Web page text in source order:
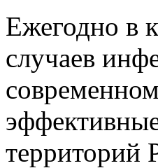
Ежегодно в
случаев